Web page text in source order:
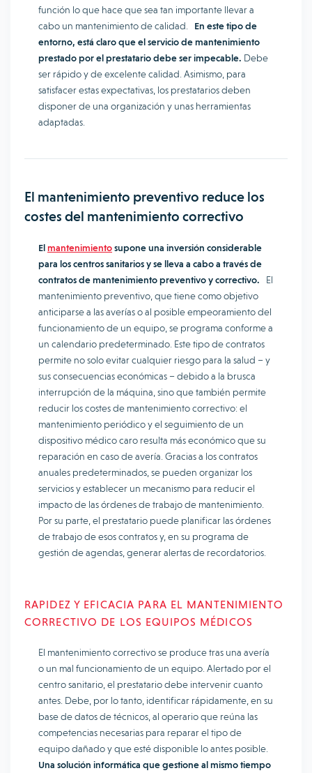
función lo que hace que sea tan importante llevar a
cabo un mantenimiento de calidad. En este tipo de
entorno, está claro que el servicio de mantenimiento
prestado por el prestatario debe ser impecable. Debe
ser rápido y de excelente calidad. Asimismo, para
satisfacer estas expectativas, los prestatarios deben
disponer de una organización y unas herramientas
adaptadas.
El mantenimiento preventivo reduce los
costes del mantenimiento correctivo
Elmantenimientosupone una inversión considerable
para los centros sanitarios y se lleva a cabo a través de
contratos de mantenimiento preventivo y correctivo. El
mantenimiento preventivo, que tiene como objetivo
anticiparse a las averías o al posible empeoramiento del
funcionamiento de un equipo, se programa conforme a
un calendario predeterminado. Este tipo de contratos
permite no solo evitar cualquier riesgo para la salud – y
sus consecuencias económicas – debido a la brusca
interrupción de la máquina, sino que también permite
reducir los costes de mantenimiento correctivo: el
mantenimiento periódico y el seguimiento de un
dispositivo médico caro resulta más económico que su
reparación en caso de avería. Gracias a los contratos
anuales predeterminados, se pueden organizar los
servicios y establecer un mecanismo para reducir el
impacto de las órdenes de trabajo de mantenimiento.
Por su parte, el prestatario puede planificar las órdenes
de trabajo de esos contratos y, en su programa de
gestión de agendas, generar alertas de recordatorios.
RAPIDEZ Y EFICACIA PARA EL MANTENIMIENTO
CORRECTIVO DE LOS EQUIPOS MÉDICOS
El mantenimiento correctivo se produce tras una avería
o un mal funcionamiento de un equipo. Alertado por el
centro sanitario, el prestatario debe intervenir cuanto
antes. Debe, por lo tanto, identificar rápidamente, en su
base de datos de técnicos, al operario que reúna las
competencias necesarias para reparar el tipo de
equipo dañado y que esté disponible lo antes posible.
Una solución informática que gestione al mismo tiempo